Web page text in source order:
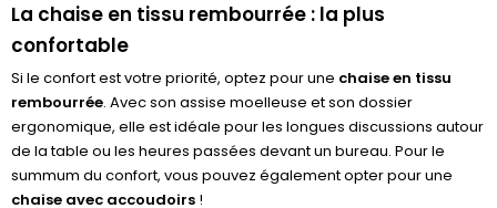
La chaise en tissu rembourrée : la plus
confortable
Si le confort est votre priorité, optez pour une chaise en tissu
rembourrée. Avec son assise moelleuse et son dossier
ergonomique, elle est idéale pour les longues discussions autour
de la table ou les heures passées devant un bureau. Pour le
summum du confort, vous pouvez également opter pour une
chaise avec accoudoirs !